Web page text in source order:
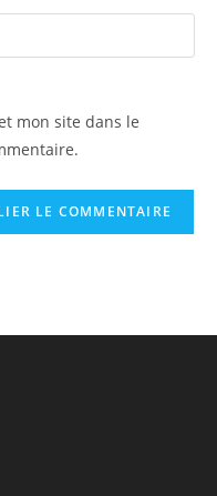
mon site dans le